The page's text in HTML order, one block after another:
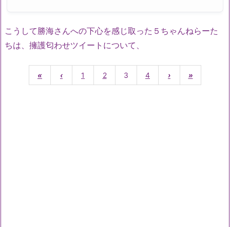
こうして勝海さんへの下心を感じ取った５ちゃんねらーた
ちは、擁護匂わせツイートについて、
« ‹ 1 2 3 4 › »